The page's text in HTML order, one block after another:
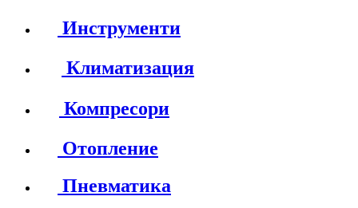
Инструменти
Климатизация
Компресори
Отопление
Пневматика